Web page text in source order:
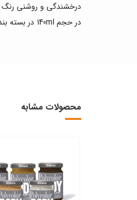
درخشندگی و روشنی رنگ
در حجم 140ml در بسته بندی بطری های شیشه ای به شما عرضه میشود.
محصولات مشابه